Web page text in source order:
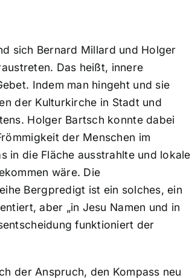
sich Bernard Millard und Holger
Das heißt, innere
Indem man hingeht und sie
der Kulturkirche in Stadt und
Holger Bartsch konnte dabei
der Menschen im
in die Fläche ausstrahlte und lokale
wäre. Die
Bergpredigt ist ein solches, ein
aber „in Jesu Namen und in
funktioniert der
der Anspruch, den Kompass neu